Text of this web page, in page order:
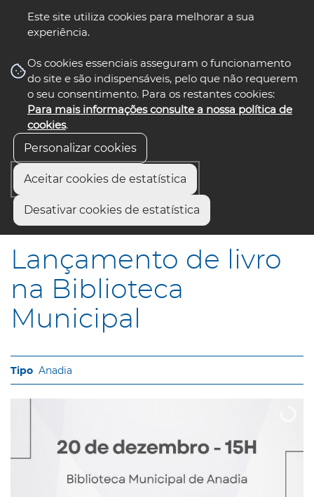
Este site utiliza cookies para melhorar a sua
experiência.
Os cookies essenciais asseguram o funcionamento
do site e são indispensáveis, pelo que não requerem
o seu consentimento. Para os restantes cookies:
Para mais informações consulte a nossa política de
cookies.
Personalizar cookies
Aceitar cookies de estatística
Desativar cookies de estatística
nos select language
Início
Lançamento de livro na Biblioteca Municipal
Lançamento de livro
na Biblioteca
Municipal
Anadia